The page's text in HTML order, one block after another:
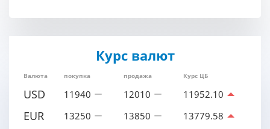
Курс валют
Валюта покупка продажа Курс ЦБ
USD 11940 12010 11952.10
EUR 13250 13850 13779.58